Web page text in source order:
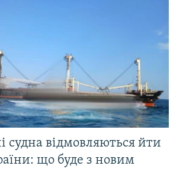
судна відмовляються йти
що буде з новим